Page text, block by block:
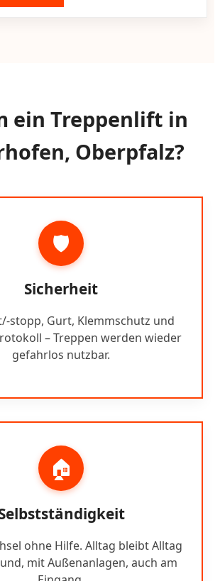
ein Treppenlift in
Oberpfalz?
🛡️
Sicherheit
stopp, Gurt, Klemmschutz und
– Treppen werden wieder
gefahrlos nutzbar.
🏠
ohne Hilfe. Alltag bleibt Alltag
mit Außenanlagen, auch am